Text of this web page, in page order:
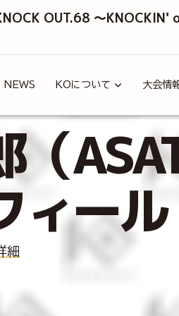
OUT.68 ～KNOCKIN'
NEWS KOについて 大会情
（
ィール
細